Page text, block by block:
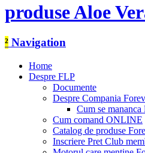
produse Aloe
² Navigation
Home
Despre FLP
Documente
Despre Compania
Cum se
Cum comand ONLINE
Catalog de produse
Inscriere Pret Club